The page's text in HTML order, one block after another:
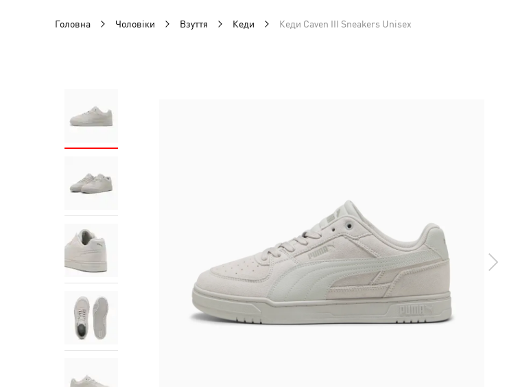
Головна Чоловіки Взуття Кеди Кеди Caven III Sneakers Unisex